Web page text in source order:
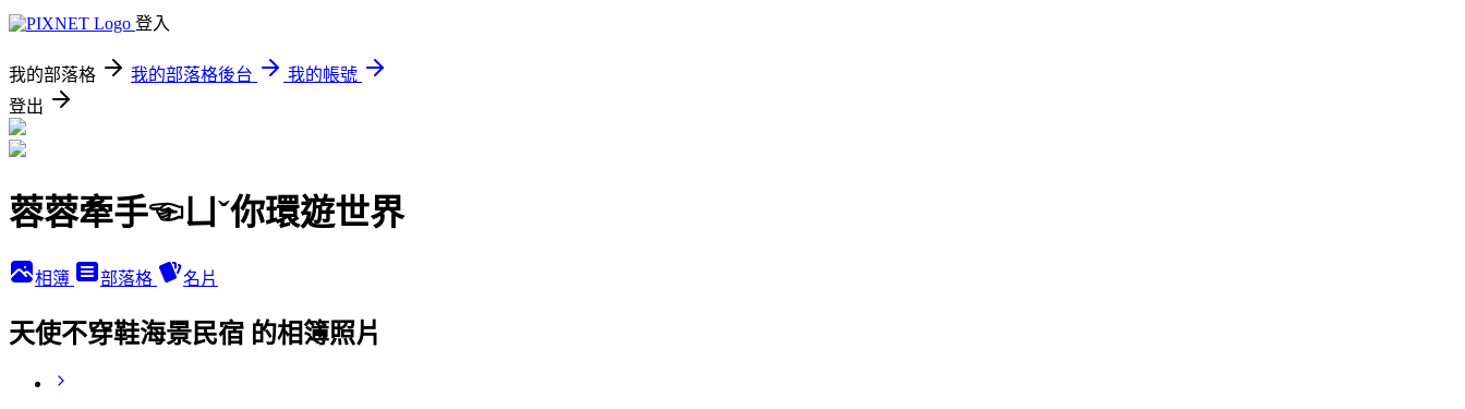
登入
我的部落格 我的部落格後台
我的帳號
登出
蓉蓉牽手☜ㄩˇ你環遊世界
相簿 部落格 名片
天使不穿鞋海景民宿 的相簿照片